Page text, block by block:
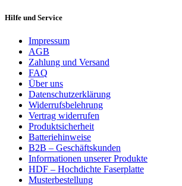
Hilfe und Service
Impressum
AGB
Zahlung und Versand
FAQ
Über uns
Datenschutzerklärung
Widerrufsbelehrung
Vertrag widerrufen
Produktsicherheit
Batteriehinweise
B2B – Geschäftskunden
Informationen unserer Produkte
HDF – Hochdichte Faserplatte
Musterbestellung